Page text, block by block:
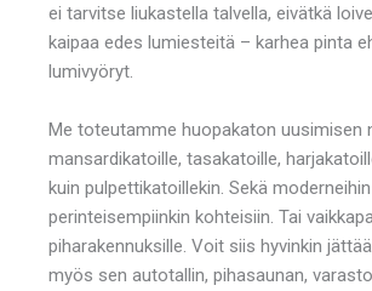
ei tarvitse liukastella talvella, eivätkä
kaipaa edes lumiesteitä – karhea pinta
lumivyöryt.
Me toteutamme huopakaton uusimisen
mansardikatoille, tasakatoille,
kuin pulpettikatoillekin. Sekä
perinteisempiinkin kohteisiin. Tai
piharakennuksille. Voit siis hyvinkin
myös sen autotallin, pihasaunan,